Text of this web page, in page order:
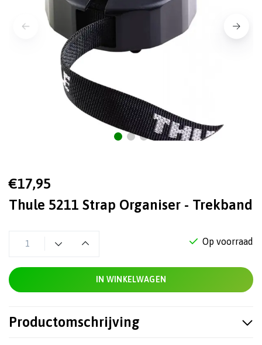
€17,95
Thule 5211 Strap Organiser - Trekband
Op voorraad
IN WINKELWAGEN
Productomschrijving